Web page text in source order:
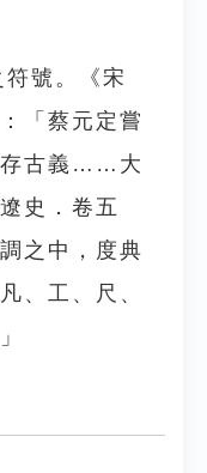
號。《宋
「蔡元定嘗
存古義……大
史．卷五
之中，度典
、工、尺、